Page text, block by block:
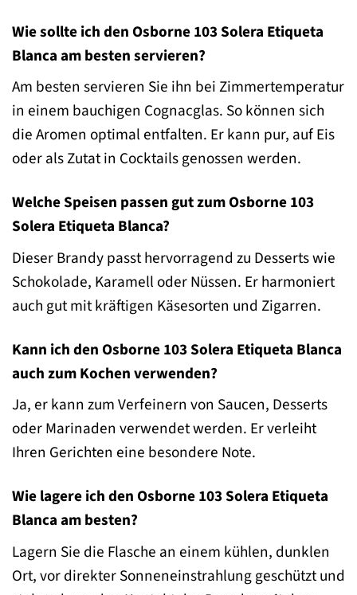
Wie sollte ich den Osborne 103 Solera Etiqueta
Blanca am besten servieren?
Am besten servieren Sie ihn bei Zimmertemperatur
in einem bauchigen Cognacglas. So können sich
die Aromen optimal entfalten. Er kann pur, auf Eis
oder als Zutat in Cocktails genossen werden.
Welche Speisen passen gut zum Osborne 103
Solera Etiqueta Blanca?
Dieser Brandy passt hervorragend zu Desserts wie
Schokolade, Karamell oder Nüssen. Er harmoniert
auch gut mit kräftigen Käsesorten und Zigarren.
Kann ich den Osborne 103 Solera Etiqueta Blanca
auch zum Kochen verwenden?
Ja, er kann zum Verfeinern von Saucen, Desserts
oder Marinaden verwendet werden. Er verleiht
Ihren Gerichten eine besondere Note.
Wie lagere ich den Osborne 103 Solera Etiqueta
Blanca am besten?
Lagern Sie die Flasche an einem kühlen, dunklen
Ort, vor direkter Sonneneinstrahlung geschützt und